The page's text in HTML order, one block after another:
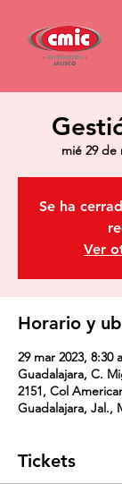
mié 29 de
Se ha
Ver
Horario y
29 mar 2023, 8:30
Guadalajara, C.
2151, Col
Guadalajara, Jal.,
Tickets